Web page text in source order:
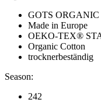
GOTS ORGANIC
Made in Europe
OEKO-TEX®
Organic Cotton
trocknerbeständig
Season:
242